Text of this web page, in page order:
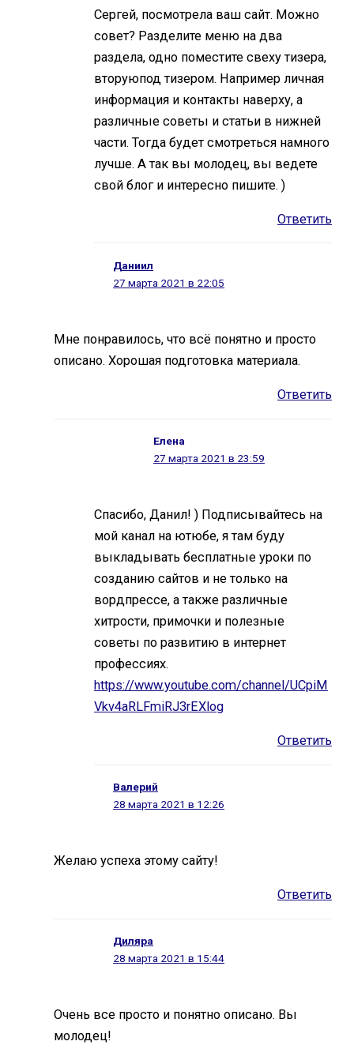
Сергей, посмотрела ваш сайт. Можно
совет? Разделите меню на два
раздела, одно поместите свеху тизера,
вторуюпод тизером. Например личная
информация и контакты наверху, а
различные советы и статьи в нижней
части. Тогда будет смотреться намного
лучше. А так вы молодец, вы ведете
свой блог и интересно пишите. )
Ответить
Даниил
27 марта 2021 в 22:05
Мне понравилось, что всё понятно и просто
описано. Хорошая подготовка материала.
Ответить
Елена
27 марта 2021 в 23:59
Спасибо, Данил! ) Подписывайтесь на
мой канал на ютюбе, я там буду
выкладывать бесплатные уроки по
созданию сайтов и не только на
вордпрессе, а также различные
хитрости, примочки и полезные
советы по развитию в интернет
профессиях.
https://www.youtube.com/channel/UCpiM
Vkv4aRLFmiRJ3rEXlog
Ответить
Валерий
28 марта 2021 в 12:26
Желаю успеха этому сайту!
Ответить
Диляра
28 марта 2021 в 15:44
Очень все просто и понятно описано. Вы
молодец!